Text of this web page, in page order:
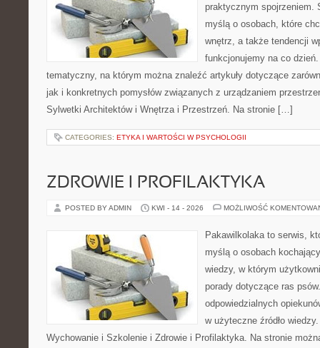
praktycznym spojrzeniem.
myślą o osobach, które
wnętrz, a także tendencji
funkcjonujemy na co
tematyczny, na którym można znaleźć artykuły dotyczące
jak i konkretnych pomysłów związanych z urządzaniem
Sylwetki Architektów i Wnętrza i Przestrzeń. Na stronie […]
CATEGORIES: ETYKA I WARTOŚCI W PSYCHOLOGII
ZDROWIE I PROFILAKTYKA
POSTED BY ADMIN KWI - 14 - 2026 MOŻLIWOŚĆ
Pakawilkolaka to serwis,
myślą o osobach
wiedzy, w którym
porady dotyczące ras
odpowiedzialnych
w użyteczne źródło
Wychowanie i Szkolenie i Zdrowie i Profilaktyka. Na stronie